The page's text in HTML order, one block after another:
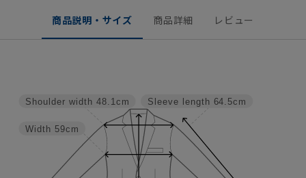
商品説明・サイズ 商品詳細 レビュー
Sleeve length 64.5cm
Width 59cm
Shoulder width 48.1cm